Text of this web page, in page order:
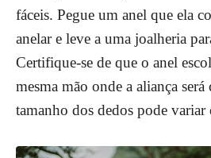
fáceis. Pegue um anel que ela
anelar e leve a uma joalheria
Certifique-se de que o anel
mesma mão onde a aliança
tamanho dos dedos pode variar